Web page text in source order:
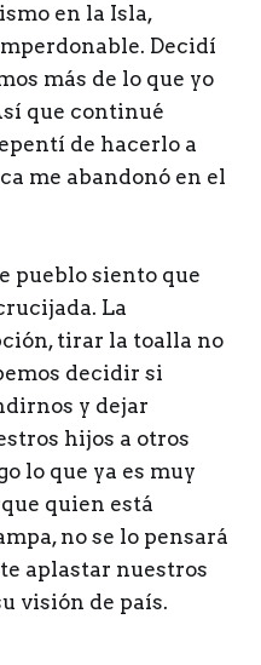
en la Isla,
Decidí
más de lo que yo
que continué
de hacerlo a
me abandonó en el
pueblo siento que
La
tirar la toalla no
decidir si
y dejar
hijos a otros
lo que ya es muy
quien está
no se lo pensará
aplastar nuestros
visión de país.